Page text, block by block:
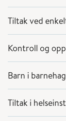
Tiltak ved
Kontroll og
Barn i
Tiltak i